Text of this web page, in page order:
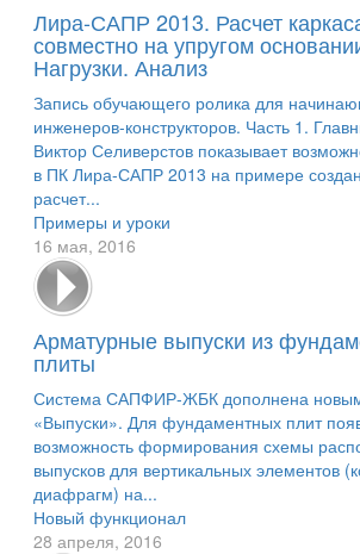
Лира-САПР 2013. Расчет
совместно на упругом
Нагрузки. Анализ
Запись обучающего ролика для
инженеров-конструкторов. Часть 1.
Виктор Селиверстов показывает
в ПК Лира-САПР 2013 на примере
расчет...
Примеры и уроки
16 мая, 2016
Арматурные выпуски из
плиты
Система САПФИР-ЖБК дополнена
«Выпуски». Для фундаментных плит
возможность формирования схемы
выпусков для вертикальных элементов
диафрагм) на...
Новый функционал
28 апреля, 2016